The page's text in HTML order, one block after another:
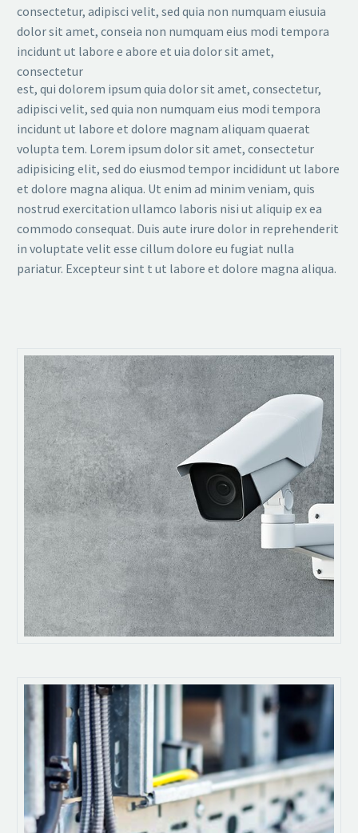
consectetur, adipisci velit, sed quia non numquam eiusuia
dolor sit amet, conseia non numquam eius modi tempora
incidunt ut labore e abore et uia dolor sit amet,
consectetur
est, qui dolorem ipsum quia dolor sit amet, consectetur,
adipisci velit, sed quia non numquam eius modi tempora
incidunt ut labore et dolore magnam aliquam quaerat
volupta tem. Lorem ipsum dolor sit amet, consectetur
adipisicing elit, sed do eiusmod tempor incididunt ut labore
et dolore magna aliqua. Ut enim ad minim veniam, quis
nostrud exercitation ullamco laboris nisi ut aliquip ex ea
commodo consequat. Duis aute irure dolor in reprehenderit
in voluptate velit esse cillum dolore eu fugiat nulla
pariatur. Excepteur sint t ut labore et dolore magna aliqua.